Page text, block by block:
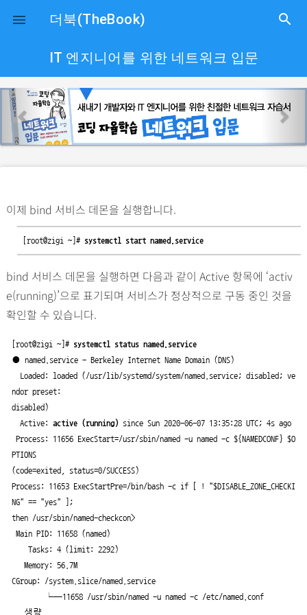
close
 더북(TheBook) search
IT 엔지니어를 위한 네트워크 입문
p
r
e
u
s
e
이제 bind 서비스 데몬을 실행합니다.
[root@zigi ~]# systemctl start named.service
bind 서비스 데몬을 실행하면 다음과 같이 Active 항목에 ‘activ
e(running)’으로 표기되며 서비스가 정상적으로 구동 중인 것을
확인할 수 있습니다.
[root@zigi ~]# systemctl status named.service
● named.service - Berkeley Internet Name Domain (DNS)
ndor preset:
disabled)
  Active:
active (running) since Sun 2020-06-07 13:35:28 UTC; 4s ago
PTIONS
(code=exited, status=0/SUCCESS)
Process: 11653 ExecStartPre=/bin/bash -c if [ ! "$DISABLE_ZONE_CHECKI
NG" == "yes" ];
then /usr/sbin/named-checkcon>
CGroup: /system.slice/named.service
...생략...